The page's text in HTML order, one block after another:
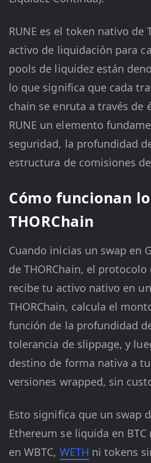
RUNE es el token nativo de
activo de liquidación para
pools de liquidez están
lo que significa que cada
chain se enruta a través de
RUNE un elemento
seguridad, la profundidad
estructura de comisiones
Cómo funcionan
THORChain
Cuando inicias un swap en
de THORChain, el
recibe tu activo nativo en
THORChain, calcula el
función de la profundidad
tolerancia de slippage, y
destino de forma nativa a
versiones wrapped, sin
Esto significa que un swap
Ethereum se liquida en BTC
en WBTC, WETH ni tokens